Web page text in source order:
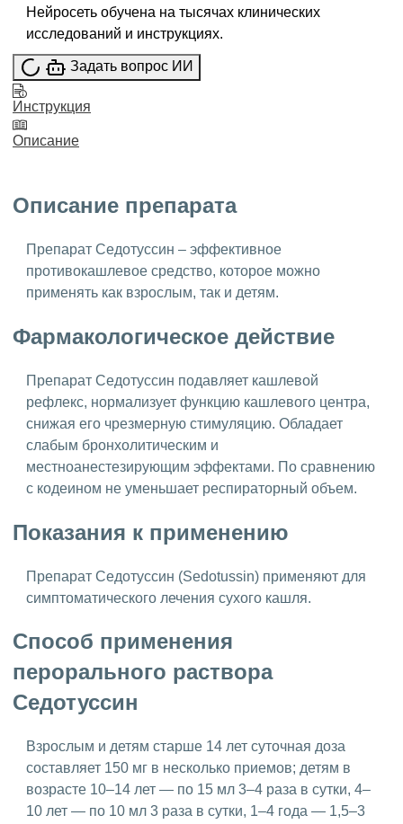
Нейросеть обучена на тысячах клинических
исследований и инструкциях.
Задать вопрос ИИ
Инструкция
Описание
Описание препарата
Препарат Седотуссин – эффективное
противокашлевое средство, которое можно
применять как взрослым, так и детям.
Фармакологическое действие
Препарат Седотуссин подавляет кашлевой
рефлекс, нормализует функцию кашлевого центра,
снижая его чрезмерную стимуляцию. Обладает
слабым бронхолитическим и
местноанестезирующим эффектами. По сравнению
с кодеином не уменьшает респираторный объем.
Показания к применению
Препарат Седотуссин (Sedotussin) применяют для
симптоматического лечения сухого кашля.
Способ применения
перорального раствора
Седотуссин
Взрослым и детям старше 14 лет суточная доза
составляет 150 мг в несколько приемов; детям в
возрасте 10–14 лет — по 15 мл 3–4 раза в сутки, 4–
10 лет — по 10 мл 3 раза в сутки, 1–4 года — 1,5–3